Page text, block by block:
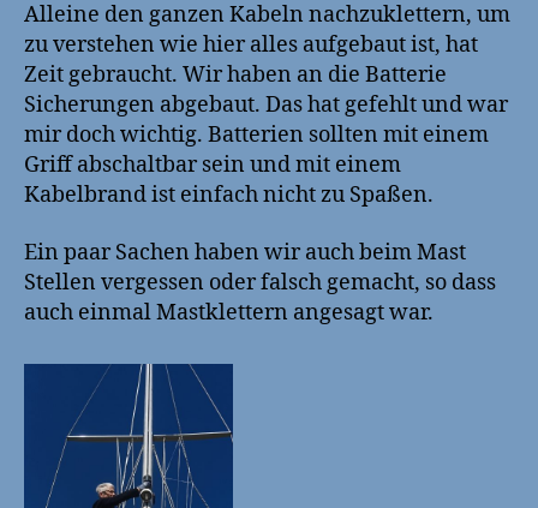
Alleine den ganzen Kabeln nachzuklettern, um
zu verstehen wie hier alles aufgebaut ist, hat
Zeit gebraucht. Wir haben an die Batterie
Sicherungen abgebaut. Das hat gefehlt und war
mir doch wichtig. Batterien sollten mit einem
Griff abschaltbar sein und mit einem
Kabelbrand ist einfach nicht zu Spaßen.
Ein paar Sachen haben wir auch beim Mast
Stellen vergessen oder falsch gemacht, so dass
auch einmal Mastklettern angesagt war.